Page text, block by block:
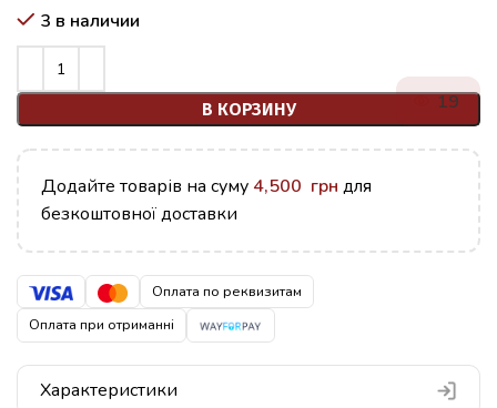
3 в наличии
В КОРЗИНУ 19
Додайте товарів на суму 4,500 грн для
безкоштовної доставки
Оплата по реквизитам
Оплата при отриманні
Характеристики